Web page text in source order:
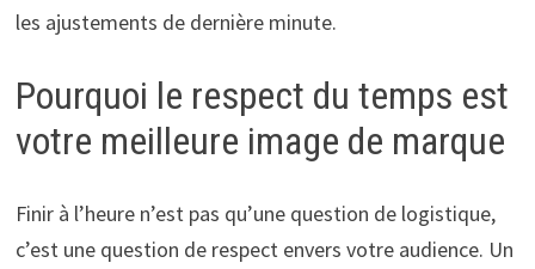
les ajustements de dernière minute.
Pourquoi le respect du temps est
votre meilleure image de marque
Finir à l’heure n’est pas qu’une question de logistique,
c’est une question de respect envers votre audience. Un